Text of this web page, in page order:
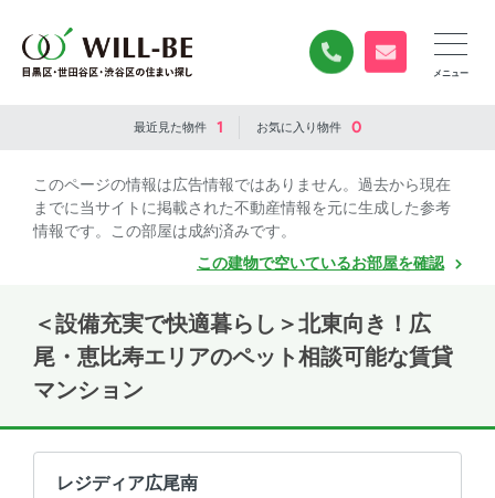
0120-840-834
無料お問い合
最近見た物件 1 お気に入り物件 0
このページの情報は広告情報ではありません。過去から現在
までに当サイトに掲載された不動産情報を元に生成した参考
情報です。この部屋は成約済みです。
この建物で空いているお部屋を確認
＜設備充実で快適暮らし＞北東向き！広
尾・恵比寿エリアのペット相談可能な賃貸
マンション
レジディア広尾南